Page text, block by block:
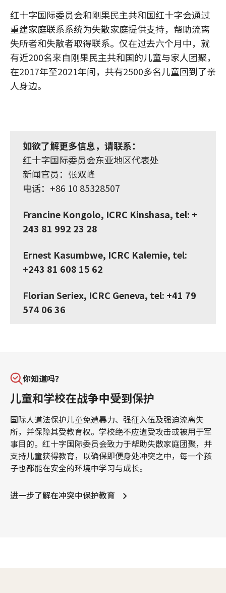
红十字国际委员会和刚果民主共和国红十字会通过
重建家庭联系系统为失散家庭提供支持，帮助流离
失所者和失散者取得联系。仅在过去六个月中，就
有近200名来自刚果民主共和国的儿童与家人团聚，
在2017年至2021年间，共有2500多名儿童回到了亲
人身边。
如欲了解更多信息，请联系：
红十字国际委员会东亚地区代表处
新闻官员：张双峰
电话：+86 10 85328507
Francine Kongolo, ICRC Kinshasa, tel: +
243 81 992 23 28
Ernest Kasumbwe, ICRC Kalemie, tel:
+243 81 608 15 62
Florian Seriex, ICRC Geneva, tel: +41 79
574 06 36
你知道吗？
儿童和学校在战争中受到保护
国际人道法保护儿童免遭暴力、强征入伍及强迫流离失
所，并保障其受教育权。学校绝不应遭受攻击或被用于军
事目的。红十字国际委员会致力于帮助失散家庭团聚，并
支持儿童获得教育，以确保即便身处冲突之中，每一个孩
子也都能在安全的环境中学习与成长。
进一步了解在冲突中保护教育